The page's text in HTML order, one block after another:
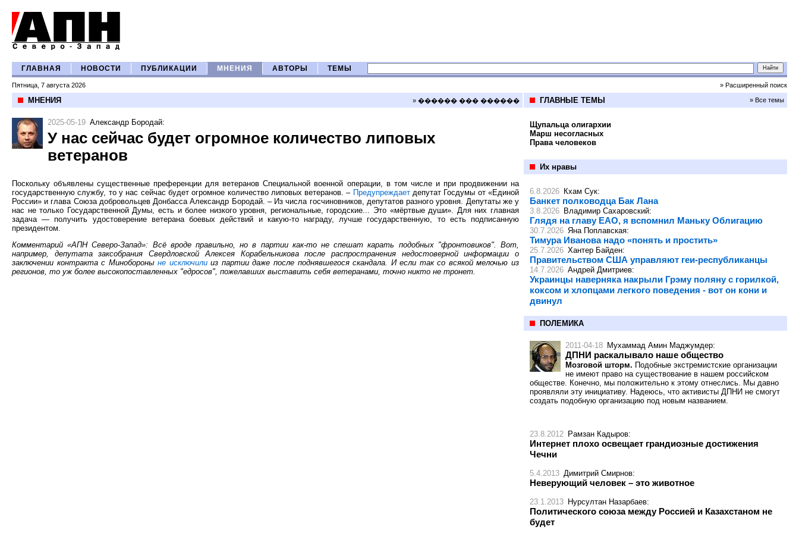
ГЛАВНАЯ НОВОСТИ ПУБЛИКАЦИИ МНЕНИЯ АВТОРЫ ТЕМЫ
Пятница, 7 августа 2026 » Расширенный поиск
МНЕНИЯ » ������ ��� ������
2025-05-19 Александр Бородай:
У нас сейчас будет огромное количество липовых
ветеранов
Поскольку объявлены существенные преференции для ветеранов Специальной военной операции, в том числе и при продвижении на
государственную службу, то у нас сейчас будет огромное количество липовых ветеранов. – Предупреждаетдепутат Госдумы от «Единой
России» и глава Союза добровольцев Донбасса Александр Бородай. – Из числа госчиновников, депутатов разного уровня. Депутаты же у
нас не только Государственной Думы, есть и более низкого уровня, региональные, городские... Это «мёртвые души». Для них главная
задача — получить удостоверение ветерана боевых действий и какую-то награду, лучше государственную, то есть подписанную
президентом.
Комментарий «АПН Северо-Запад»: Всё вроде правильно, но в партии как-то не спешат карать подобных "фронтовиков". Вот,
например, депутата заксобрания Свердловской Алексея Корабельникова после распространения недостоверной информации о
заключении контракта с Минобороныне исключилииз партии даже после поднявшегося скандала. И если так со всякой мелочью из
регионов, то уж более высокопоставленных "едросов", пожелавших выставить себя ветеранами, точно никто не тронет.
ГЛАВНЫЕ ТЕМЫ » Все темы
Щупальца олигархии
Марш несогласных
Права человеков
Их нравы
6.8.2026 Кхам Сук:
Банкет полководца Бак Лана
3.8.2026 Владимир Сахаровский:
Глядя на главу ЕАО, я вспомнил Маньку Облигацию
30.7.2026 Яна Поплавская:
Тимура Иванова надо «понять и простить»
25.7.2026 Хантер Байден:
Правительством США управляют геи-республиканцы
14.7.2026 Андрей Дмитриев:
Украинцы наверняка накрыли Грэму поляну с горилкой,
коксом и хлопцами легкого поведения - вот он кони и
двинул
ПОЛЕМИКА
2011-04-18 Мухаммад Амин Маджумдер:
ДПНИ раскалывало наше общество
Мозговой шторм. Подобные экстремистские организации
не имеют право на существование в нашем российском
обществе. Конечно, мы положительно к этому отнеслись. Мы давно
проявляли эту инициативу. Надеюсь, что активисты ДПНИ не смогут
создать подобную организацию под новым названием.
23.8.2012 Рамзан Кадыров:
Интернет плохо освещает грандиозные достижения
Чечни
5.4.2013 Димитрий Смирнов:
Неверующий человек – это животное
23.1.2013 Нурсултан Назарбаев:
Политического союза между Россией и Казахстаном не
будет